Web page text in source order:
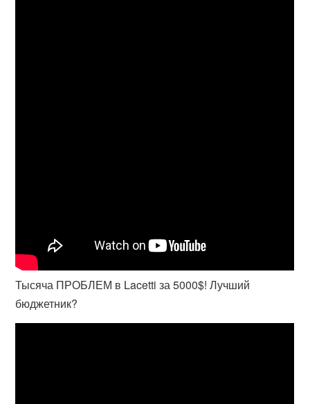
Тысяча ПРОБЛЕМ в Lacetti за 5000$! Лучший
бюджетник?